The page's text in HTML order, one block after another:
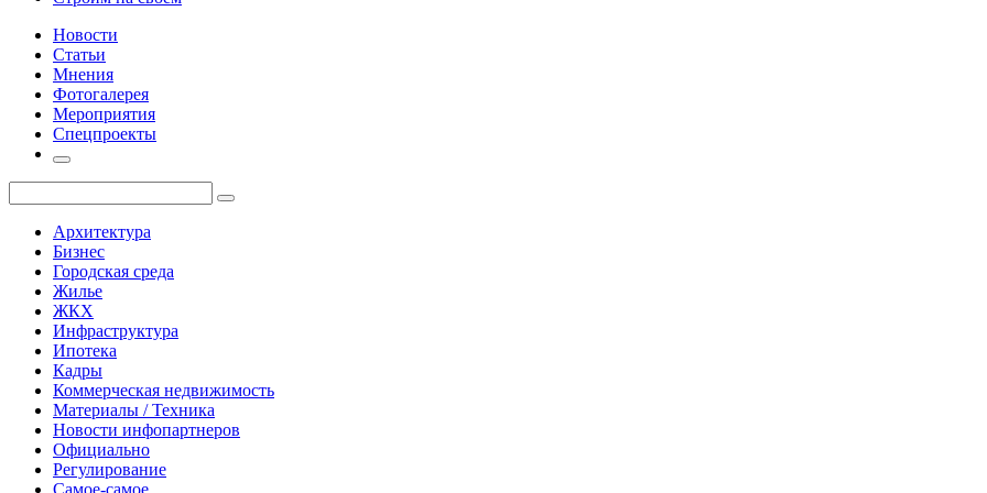
Новости
Статьи
Мнения
Фотогалерея
Мероприятия
Спецпроекты
Архитектура
Бизнес
Городская среда
Жилье
ЖКХ
Инфраструктура
Ипотека
Кадры
Коммерческая недвижимость
Материалы / Техника
Новости инфопартнеров
Официально
Регулирование
Самое-самое